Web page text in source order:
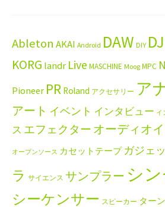
Ableton AKAI Android DAW DIY DJ
KORG landr Live MASCHINE Moog MPC
Pioneer PR Roland アクセサリー ア
アート イベント インタビュー イ
ス エフェクター オーディオ
オープンソース カセットテープ ガジェ
ラ サイエンス サンプラー シ
シーケンサー スピーカー ター